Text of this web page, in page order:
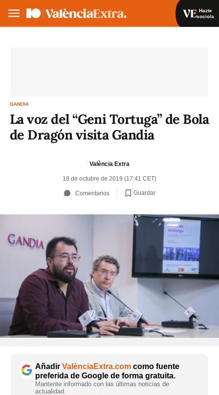
Hazte
socio/a
GANDIA
La voz del “Geni Tortuga” de Bola
de Dragón visita Gandia
València Extra
18 de octubre de 2019 (17:41 CET)
Comentarios Guardar
Añadir ValènciaExtra.com como fuente
preferida de Google de forma gratuita.
Mantente informado con las últimas noticias de
actualidad.